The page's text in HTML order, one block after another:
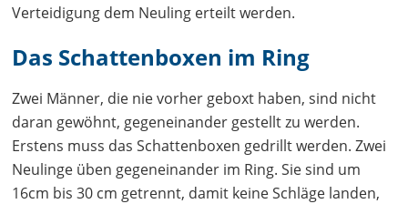
Verteidigung dem Neuling erteilt werden.
Das Schattenboxen im Ring
Zwei Männer, die nie vorher geboxt haben, sind nicht
daran gewöhnt, gegeneinander gestellt zu werden.
Erstens muss das Schattenboxen gedrillt werden. Zwei
Neulinge üben gegeneinander im Ring. Sie sind um
16cm bis 30 cm getrennt, damit keine Schläge landen,